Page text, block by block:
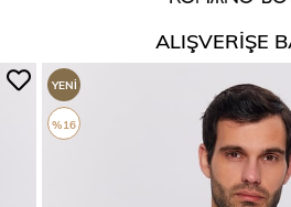
ALIŞVERIŞE
YENI
ÜRÜN
%16